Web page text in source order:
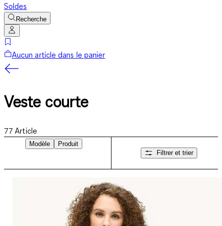
Soldes
Recherche
Aucun article dans le panier
Veste courte
77 Article
Modèle
Produit
Filtrer et trier